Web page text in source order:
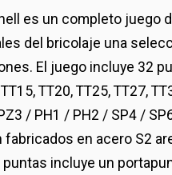
es un completo juego
del bricolaje una
El juego incluye 32
TT20, TT25, TT27,
/ PH1 / PH2 / SP4 /
fabricados en acero S2
incluye un